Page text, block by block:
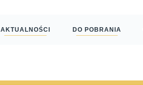
AKTUALNOŚCI DO POBRANIA